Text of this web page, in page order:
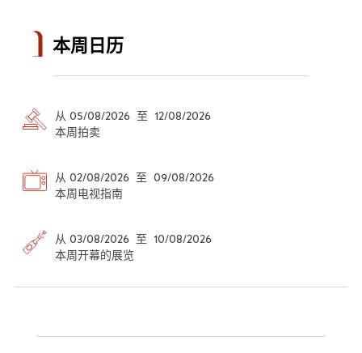
本周日历
从 05/08/2026 至 12/08/2026
本周拍卖
从 02/08/2026 至 09/08/2026
本周电视指南
从 03/08/2026 至 10/08/2026
本周开幕的展览